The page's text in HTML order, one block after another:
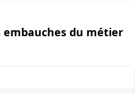
du métier